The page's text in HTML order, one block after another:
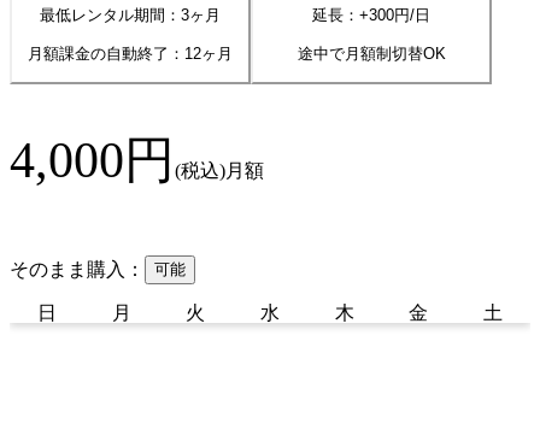
最低レンタル期間：3ヶ月
月額課金の自動終了： 12ヶ月
延長：+300円/日
途中で月額制切替OK
4,000円 (税込)月額
そのまま購入： 可能
日 月 火 水 木 金 土